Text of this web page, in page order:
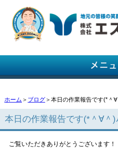
ホーム ＞ ブログ＞本日の作業報告です(*＾∀
本日の作業報告です(*＾∀＾)
ご覧いただきありがとうございます！